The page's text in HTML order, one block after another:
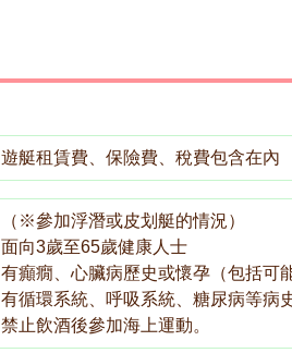
遊艇租賃費、保險費、稅費包含在內
（※參加浮潛或皮划艇的情況）
面向3歲至65歲健康人士
有癲癇、心臟病歷史或懷孕（包括可
有循環系統、呼吸系統、糖尿病等病
禁止飲酒後參加海上運動。